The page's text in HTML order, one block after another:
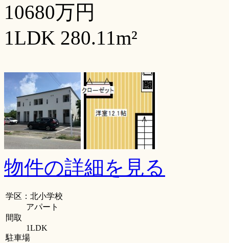
10680万円
1LDK 280.11m²
物件の詳細を見る
学区：北小学校
アパート
間取
1LDK
駐車場